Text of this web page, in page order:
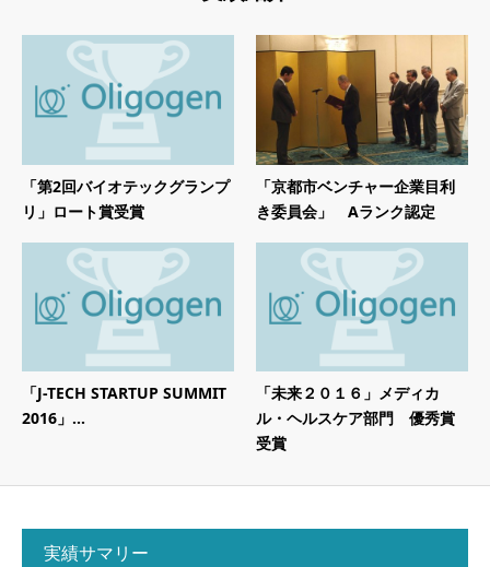
「第2回バイオテックグランプ
リ」ロート賞受賞
「京都市ベンチャー企業目利
き委員会」 Aランク認定
「J-TECH STARTUP SUMMIT
2016」...
「未来２０１６」メディカ
ル・ヘルスケア部門 優秀賞
受賞
実績サマリー